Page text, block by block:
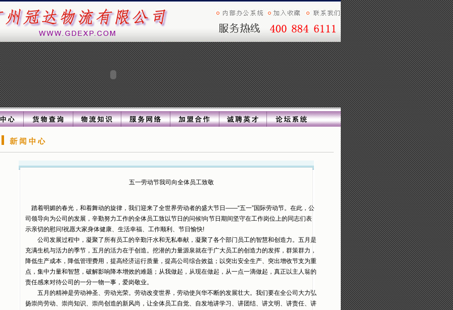
五一劳动节我司向全体员工致敬
踏着明媚的春光，和着舞动的旋律，我们迎来了全世界劳动者的盛大节日——“五一”国际劳动节。在此，公
司领导向为公司的发展，辛勤努力工作的全体员工致以节日的问候!向节日期间坚守在工作岗位上的同志们表
示亲切的慰问!祝愿大家身体健康、生活幸福、工作顺利、节日愉快!
公司发展过程中，凝聚了所有员工的辛勤汗水和无私奉献，凝聚了各个部门员工的智慧和创造力。五月是
充满生机与活力的季节，五月的活力在于创造。挖潜的力量源泉就在于广大员工的创造力的发挥，群策群力，
降低生产成本，降低管理费用，提高经济运行质量，提高公司综合效益；以突出安全生产、突出增收节支为重
点，集中力量和智慧，破解影响降本增效的难题；从我做起，从现在做起，从一点一滴做起，真正以主人翁的
责任感来对待公司的一分一物一事，爱岗敬业。
五月的精神是劳动神圣、劳动光荣。劳动改变世界，劳动使兴华不断的发展壮大。我们要在全公司大力弘
扬崇尚劳动、崇尚知识、崇尚创造的新风尚，让全体员工自觉、自发地讲学习、讲团结、讲文明、讲责任、讲